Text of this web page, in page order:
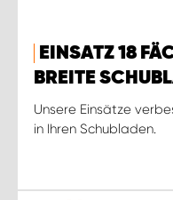
EINSATZ 18
BREITE
Unsere Einsätze
in Ihren Schubladen.